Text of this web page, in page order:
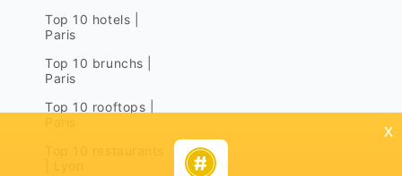
Top 10 hotels |
Paris
Top 10 brunchs |
Paris
Top 10 rooftops |
x